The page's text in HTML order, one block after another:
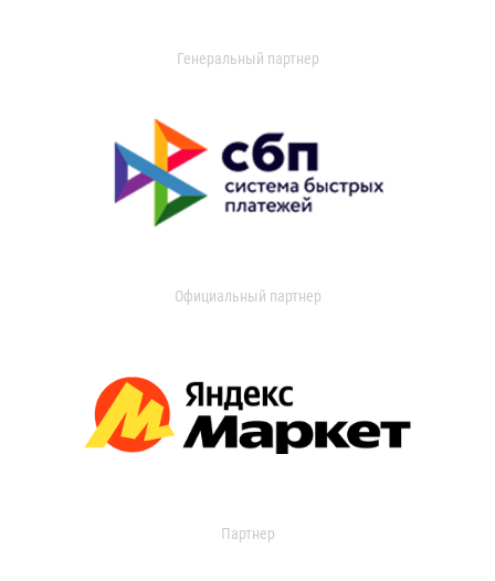
Генеральный партнер
Официальный партнер
Партнер